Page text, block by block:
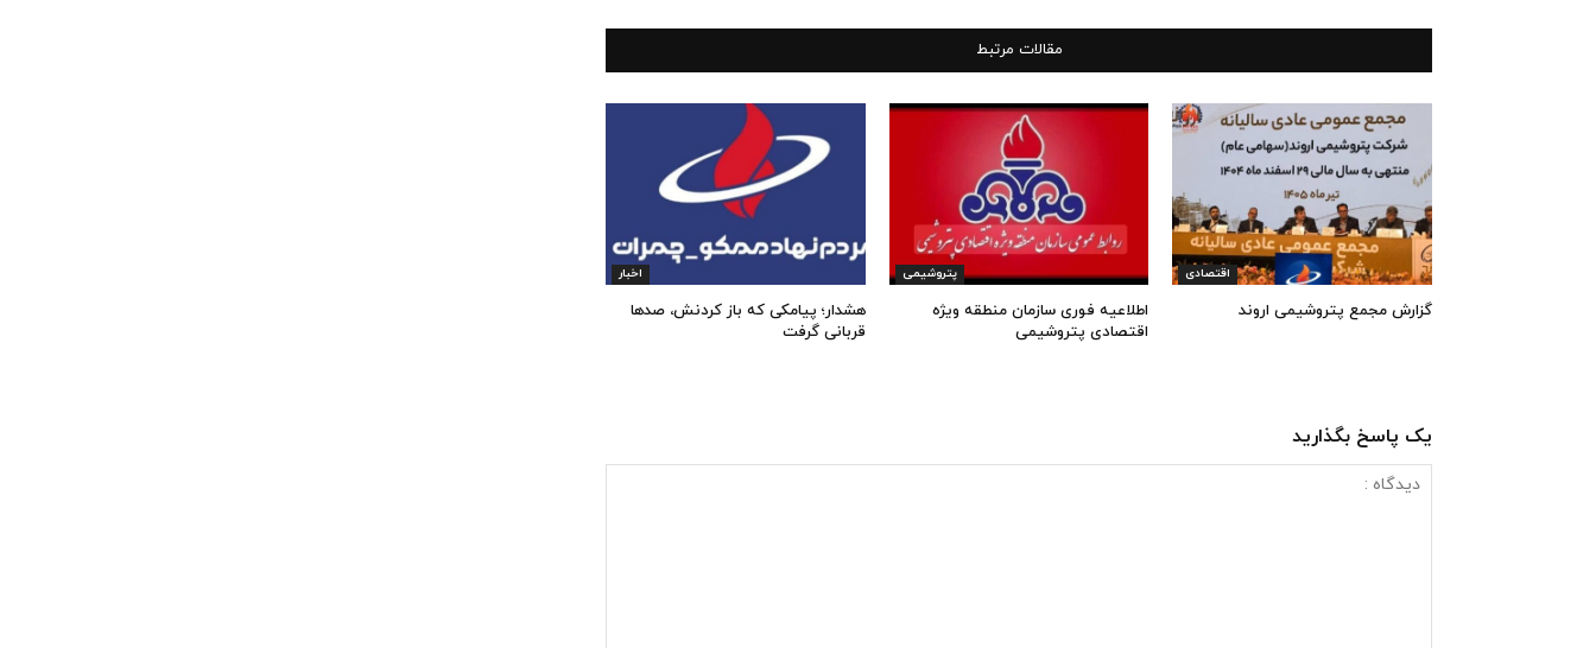
مقالات مرتبط
اقتصادی
گزارش مجمع پتروشیمی اروند
پتروشیمی
اطلاعیه فوری سازمان منطقه ویژه
اقتصادی پتروشیمی
اخبار
هشدار؛ پیامکی که باز کردنش، صدها
قربانی گرفت
یک پاسخ بگذارید